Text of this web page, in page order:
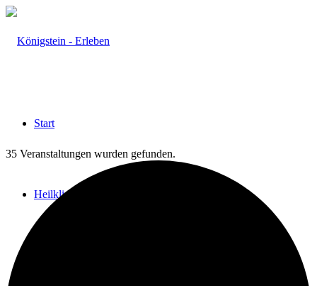
Start
Heilklima
35 Veranstaltungen wurden gefunden.